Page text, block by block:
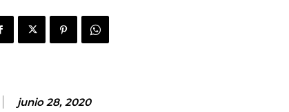
junio 28, 2020